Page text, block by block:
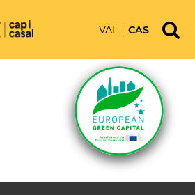
VAL CAS